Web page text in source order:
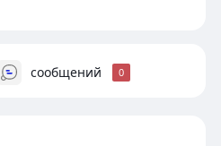
сообщений 0